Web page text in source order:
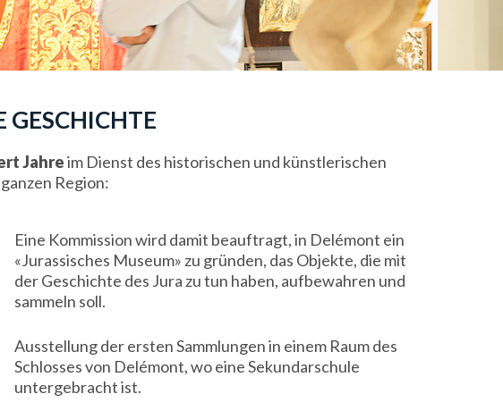
GESCHICHTE
Jahreim Dienst des historischen und künstlerischen
Region:
Eine Kommission wird damit beauftragt, in Delémont ein
«Jurassisches Museum» zu gründen, das Objekte, die mit
der Geschichte des Jura zu tun haben, aufbewahren und
sammeln soll.
Ausstellung der ersten Sammlungen in einem Raum des
Schlosses von Delémont, wo eine Sekundarschule
untergebracht ist.